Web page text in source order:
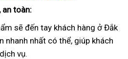
an toàn:
sẽ đến tay khách hàng ở Đắk
nhanh nhất có thể, giúp khách
vụ.